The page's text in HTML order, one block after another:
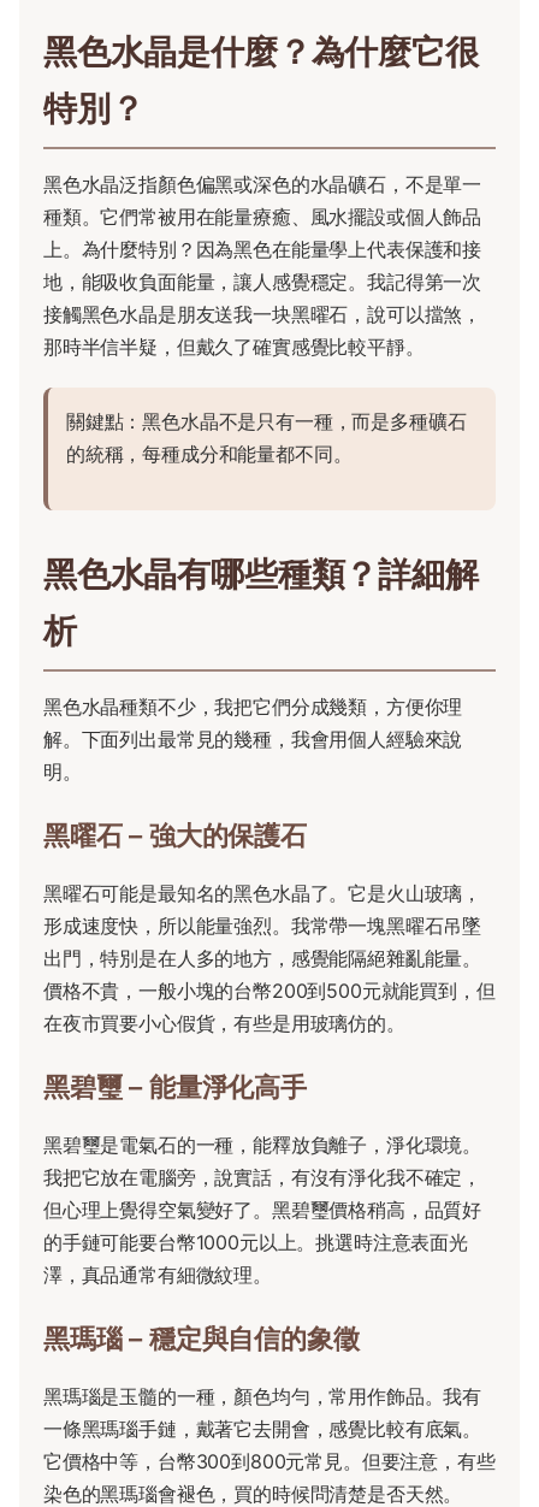
黑色水晶是什麼？為什麼它很
特別？
黑色水晶泛指顏色偏黑或深色的水晶礦石，不是單一
種類。它們常被用在能量療癒、風水擺設或個人飾品
上。為什麼特別？因為黑色在能量學上代表保護和接
地，能吸收負面能量，讓人感覺穩定。我記得第一次
接觸黑色水晶是朋友送我一块黑曜石，說可以擋煞，
那時半信半疑，但戴久了確實感覺比較平靜。
關鍵點：黑色水晶不是只有一種，而是多種礦石
的統稱，每種成分和能量都不同。
黑色水晶有哪些種類？詳細解
析
黑色水晶種類不少，我把它們分成幾類，方便你理
解。下面列出最常見的幾種，我會用個人經驗來說
明。
黑曜石 – 強大的保護石
黑曜石可能是最知名的黑色水晶了。它是火山玻璃，
形成速度快，所以能量強烈。我常帶一塊黑曜石吊墜
出門，特別是在人多的地方，感覺能隔絕雜亂能量。
價格不貴，一般小塊的台幣200到500元就能買到，但
在夜市買要小心假貨，有些是用玻璃仿的。
黑碧璽 – 能量淨化高手
黑碧璽是電氣石的一種，能釋放負離子，淨化環境。
我把它放在電腦旁，說實話，有沒有淨化我不確定，
但心理上覺得空氣變好了。黑碧璽價格稍高，品質好
的手鏈可能要台幣1000元以上。挑選時注意表面光
澤，真品通常有細微紋理。
黑瑪瑙 – 穩定與自信的象徵
黑瑪瑙是玉髓的一種，顏色均勻，常用作飾品。我有
一條黑瑪瑙手鏈，戴著它去開會，感覺比較有底氣。
它價格中等，台幣300到800元常見。但要注意，有些
染色的黑瑪瑙會褪色，買的時候問清楚是否天然。